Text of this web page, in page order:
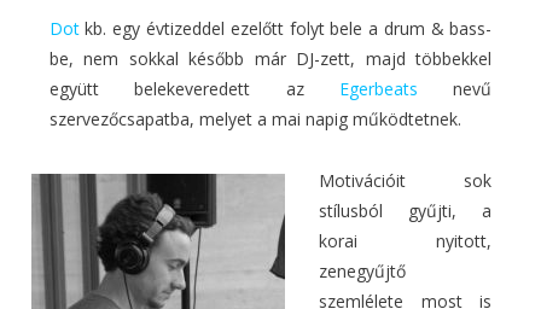
Dotkb. egy évtizeddel ezelőtt folyt bele a drum & bass-
be, nem sokkal később már DJ-zett, majd többekkel
együtt belekeveredett az Egerbeats nevű
szervezőcsapatba, melyet a mai napig működtetnek.
Motivációit sok
stílusból gyűjti, a
korai nyitott,
zenegyűjtő
szemlélete most is